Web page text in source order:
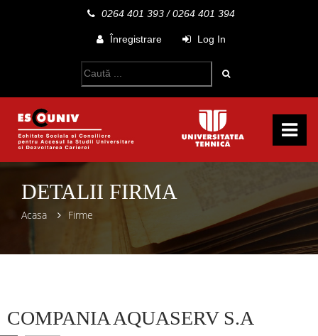
0264 401 393/ 0264 401 394
Înregistrare Log In
DETALII FIRMA
Acasa Firme
COMPANIA AQUASERV S.A